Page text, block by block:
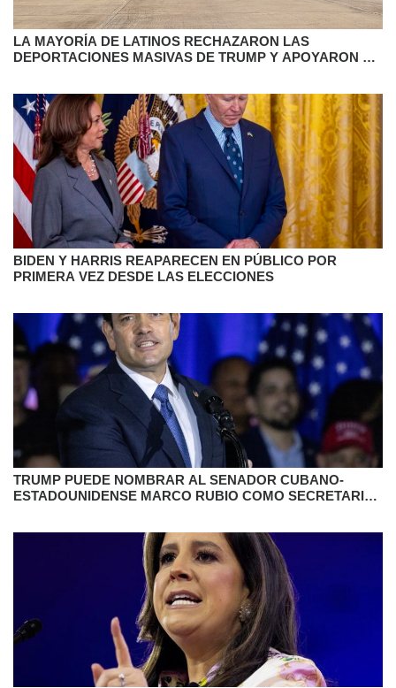
LA MAYORÍA DE LATINOS RECHAZARON LAS
DEPORTACIONES MASIVAS DE TRUMP Y APOYARON A
BIDEN Y HARRIS REAPARECEN EN PÚBLICO POR
PRIMERA VEZ DESDE LAS ELECCIONES
TRUMP PUEDE NOMBRAR AL SENADOR CUBANO-
ESTADOUNIDENSE MARCO RUBIO COMO SECRETARIO